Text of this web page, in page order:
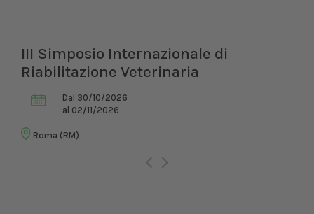
III Simposio Internazionale di
Riabilitazione Veterinaria
Dal 30/10/2026
al 02/11/2026
Roma (RM)